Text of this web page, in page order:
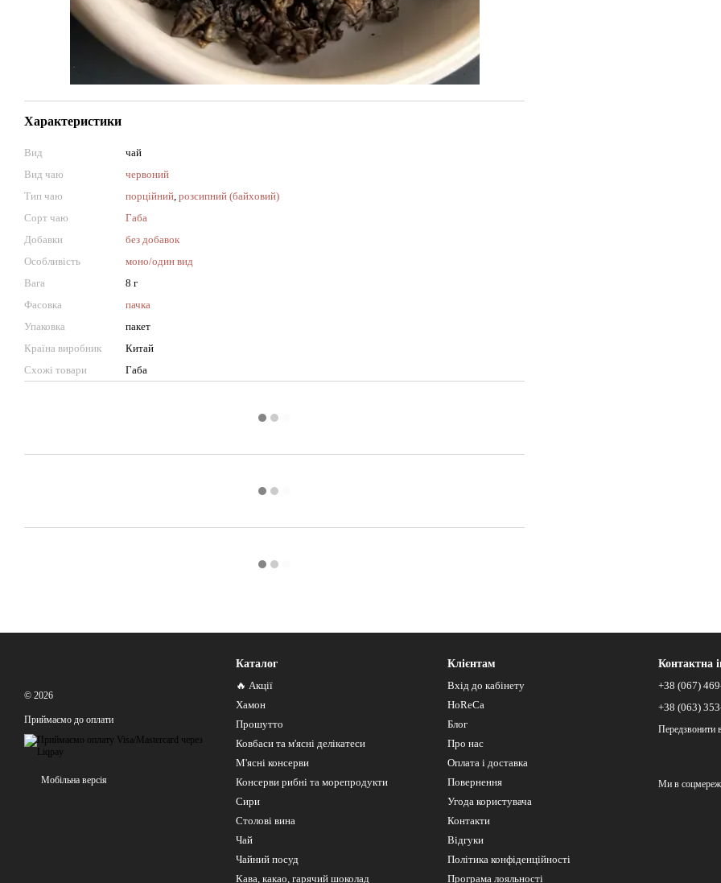
Характеристики
Вид
чай
Вид чаю
червоний
Тип чаю
порційний, розсипний (байховий)
Сорт чаю
Габа
Добавки
без добавок
Особливість
моно/один вид
Вага
8 г
Фасовка
пачка
Упаковка
пакет
Країна виробник
Китай
Схожі товари
Габа
© 2026
Приймаємо до оплати
Мобільна версія
Каталог
🔥 Акції
Хамон
Прошутто
Ковбаси та м'ясні делікатеси
М'ясні консерви
Консерви рибні та морепродукти
Сири
Столові вина
Чай
Чайний посуд
Кава, какао, гарячий шоколад
Клієнтам
Вхід до кабінету
HoReCa
Блог
Про нас
Оплата і доставка
Повернення
Угода користувача
Контакти
Відгуки
Політика конфіденційності
Програма лояльності
Контактна
+38 (067)
+38 (063)
Передзвонити
Ми в